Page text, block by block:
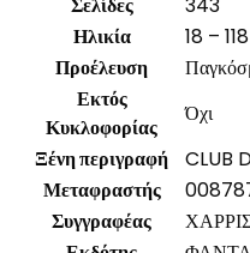
Ηλικία
18 – 118
Προέλευση
Εκτός
Κυκλοφορίας
Όχι
Ξένη περιγραφή
CLUB
Μεταφραστής
Συγγραφέας